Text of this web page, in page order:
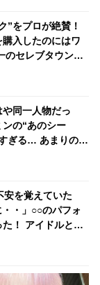
”をプロが絶賛！
入したのにはワ
のセレブタウン』
同一人物だっ
の“あのシー
ぎる… あまりの再
安を覚えていた
・」○○のパフォ
！ アイドルとし